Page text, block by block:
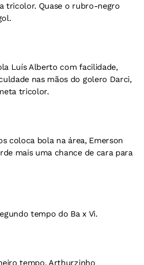
tricolor. Quase o rubro-negro
Luís Alberto com facilidade,
nas mãos do golero Darci,
tricolor.
coloca bola na área, Emerson
mais uma chance de cara para
tempo do Ba x Vi.
tempo. Arthurzinho